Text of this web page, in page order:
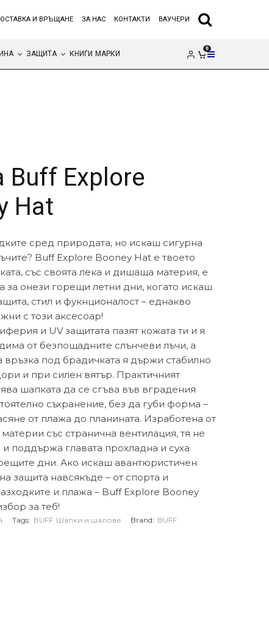
И ВРЪЩАНЕ ЗА НАС КОНТАКТИ ВАУЧЕРИ
ЗАЩИТА КНИГИ МАРКИ
0
Explore
Hat
сред природата, но искаш сигурна
Buff Explore Booney Hat е твоето
със своята лека и дишаща материя, е
за онези горещи летни дни, когато искаш
стил и фукнционалост – еднакво
с този аксесоар!
и UV защитата пазят кожата ти и я
от безпощадните слънчеви лъчи, а
връзка под брадичката я държи стабилно
и при силен вятър. Практичният
шапката да се сгъва във вградения
съхранение, без да губи форма –
от плажа до планината. Изработена от
със странична вентилация, тя не
поддържа главата прохладна и суха
дни. Ако искаш авантюристичен
защита навсякъде – от спорта и
и плажа – Buff Explore Booney
за теб!
Tags: BUFF Шапки и шалове Brand: BUFF